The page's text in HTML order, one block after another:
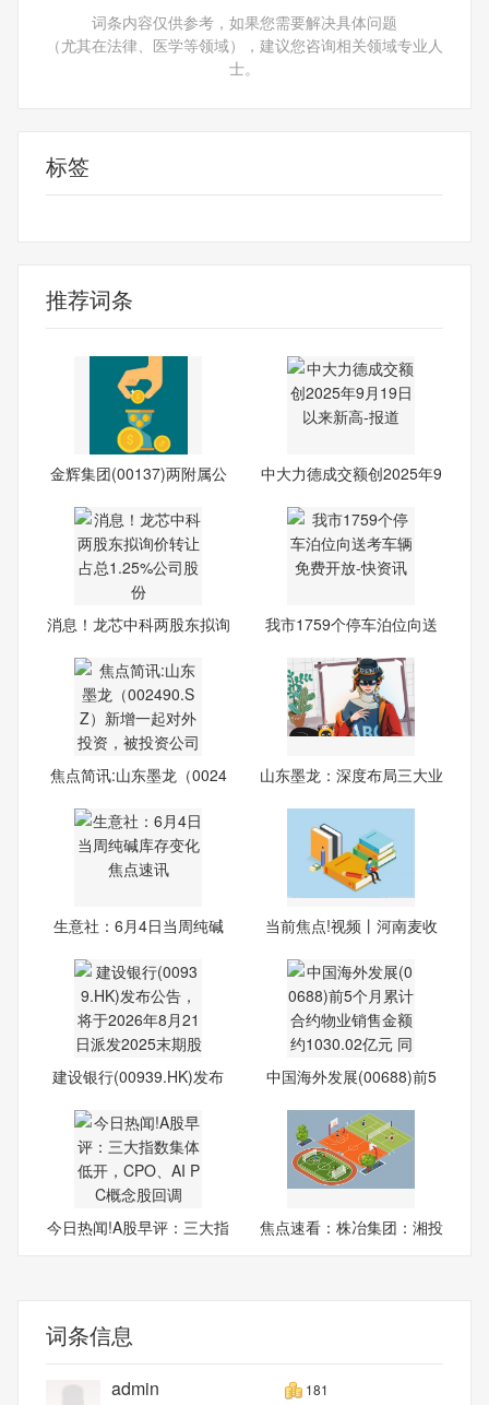
词条内容仅供参考，如果您需要解决具体问题
（尤其在法律、医学等领域），建议您咨询相关领域专业人
士。
标签
推荐词条
金辉集团(00137)两附属公
中大力德成交额创2025年9
消息！龙芯中科两股东拟询
我市1759个停车泊位向送
焦点简讯:山东墨龙（0024
山东墨龙：深度布局三大业
生意社：6月4日当周纯碱
当前焦点!视频丨河南麦收
建设银行(00939.HK)发布
中国海外发展(00688)前5
今日热闻!A股早评：三大指
焦点速看：株冶集团：湘投
词条信息
admin 181